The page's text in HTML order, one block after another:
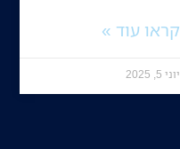
קראו עוד »
יוני 5, 2025